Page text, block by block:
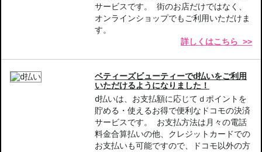
サービスです。 街のお店だけではなく、
オンラインショップでもご利用いただけま
す。
詳しくはこちら >>
ベティーズビューティーでd払いをご利用
いただけるようになりました！
d払いは、お支払額に応じてｄポイントを
貯める・使えるお得で便利なドコモの決済
サービスです。 お支払方法は月々の電話
料金合算払いの他、クレジットカードでの
お支払いも可能ですので、ドコモ以外の方